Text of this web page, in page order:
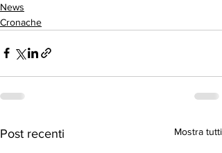
News
Cronache
Post recenti Mostra tutti